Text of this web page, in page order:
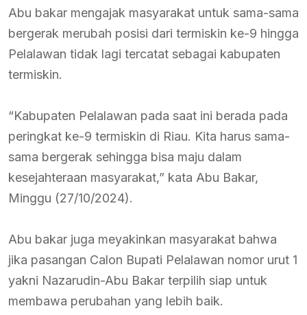
Abu bakar mengajak masyarakat untuk sama-sama
bergerak merubah posisi dari termiskin ke-9 hingga
Pelalawan tidak lagi tercatat sebagai kabupaten
termiskin.
“Kabupaten Pelalawan pada saat ini berada pada
peringkat ke-9 termiskin di Riau. Kita harus sama-
sama bergerak sehingga bisa maju dalam
kesejahteraan masyarakat,” kata Abu Bakar,
Minggu (27/10/2024).
Abu bakar juga meyakinkan masyarakat bahwa
jika pasangan Calon Bupati Pelalawan nomor urut 1
yakni Nazarudin-Abu Bakar terpilih siap untuk
membawa perubahan yang lebih baik.